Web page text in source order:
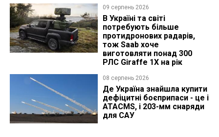
09 серпень 2026
В Україні та світі
потребують більше
протидронових радарів,
тож Saab хоче
виготовляти понад 300
РЛС Giraffe 1X на рік
08 серпень 2026
Де Україна знайшла купити
дефіцитні боєприпаси - це і
ATACMS, і 203-мм снаряди
для САУ